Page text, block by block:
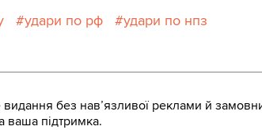
удари по рф удари по нпз
без навʼязливої реклами й
ваша підтримка.